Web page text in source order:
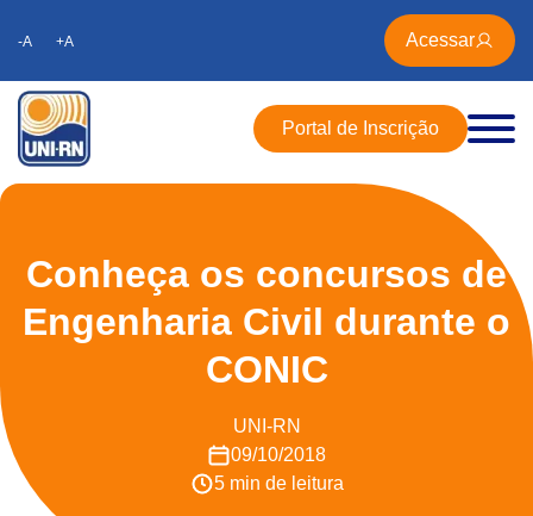
-A +A Acessar
Portal de Inscrição
Conheça os concursos de
Engenharia Civil durante o
CONIC
UNI-RN
09/10/2018
5 min de leitura